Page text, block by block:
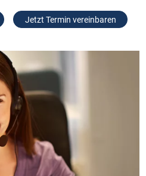
Jetzt Termin vereinbaren